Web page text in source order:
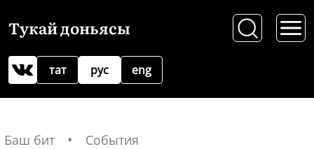
Тукай доньясы
рус
тат eng
Баш бит События